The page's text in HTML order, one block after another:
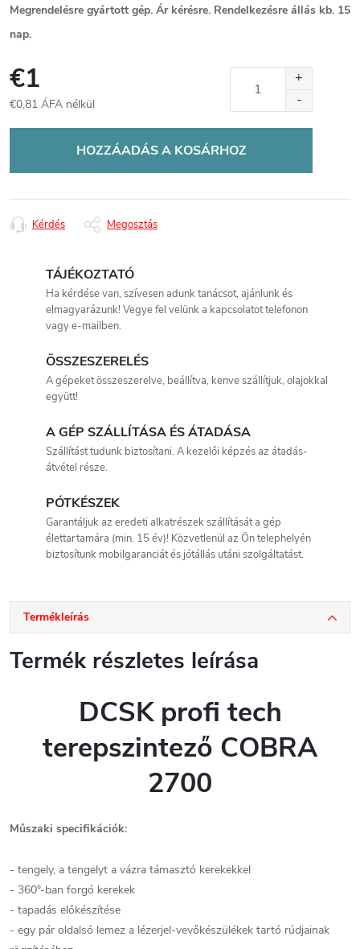
Megrendelésre gyártott gép. Ár kérésre. Rendelkezésre állás kb. 15
nap.
€1
€0,81 ÁFA nélkül
HOZZÁADÁS A KOSÁRHOZ
Kérdés Megosztás
TÁJÉKOZTATÓ
Ha kérdése van, szívesen adunk tanácsot, ajánlunk és
elmagyarázunk! Vegye fel velünk a kapcsolatot telefonon
vagy e-mailben.
ÖSSZESZERELÉS
A gépeket összeszerelve, beállítva, kenve szállítjuk, olajokkal
együtt!
A GÉP SZÁLLÍTÁSA ÉS ÁTADÁSA
Szállítást tudunk biztosítani. A kezelői képzés az átadás-
átvétel része.
PÓTKÉSZEK
Garantáljuk az eredeti alkatrészek szállítását a gép
élettartamára (min. 15 év)! Közvetlenül az Ön telephelyén
biztosítunk mobilgaranciát és jótállás utáni szolgáltatást.
Termékleírás
Termék részletes leírása
DCSK profi tech
terepszintező COBRA
2700
Műszaki specifikációk:
- tengely, a tengelyt a vázra támasztó kerekekkel
- 360°-ban forgó kerekek
- tapadás előkészítése
- egy pár oldalsó lemez a lézerjel-vevőkészülékek tartó rúdjainak